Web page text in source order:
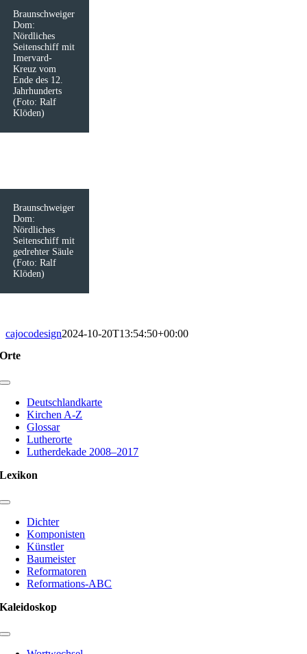
Braunschweiger
Dom:
Nördliches
Seitenschiff mit
Imervard-
Kreuz vom
Ende des 12.
Jahrhunderts
(Foto: Ralf
Klöden)
Braunschweiger
Dom:
Nördliches
Seitenschiff mit
gedrehter Säule
(Foto: Ralf
Klöden)
cajocodesign2024-10-20T13:54:50+00:00
Orte
Toggle
NavigationDeutschlandkarte
Kirchen A-Z
Glossar
Lutherorte
Lutherdekade 2008–2017
Lexikon
Toggle
Navigation
Dichter
Komponisten
Künstler
Baumeister
Reformatoren
Reformations-ABC
Kaleidoskop
Toggle
Navigation